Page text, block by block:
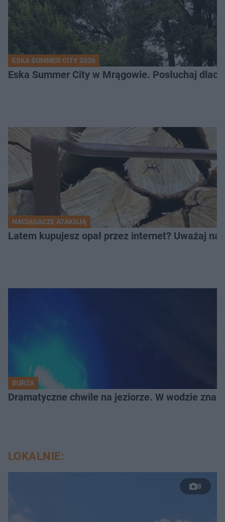
ESKA SUMMER CITY 2026
Eska Summer City w Mrągowie. Posłuchaj
NACIĄGACZE ATAKUJĄ
Latem kupujesz opał przez internet? Uważaj na
BURZA
Dramatyczne chwile na jeziorze. W wodzie
LOKALNIE:
8